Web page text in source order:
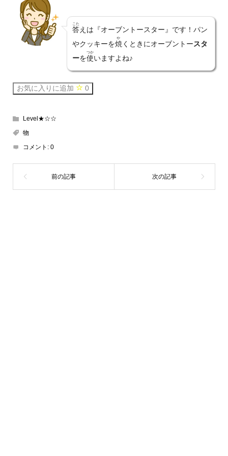
答
こた
えは『オーブントースター』です！パン
やクッキーを焼
や
くときにオーブントースタ
ーを使
つか
いますよね♪
お気に入りに追加 0
Level★☆☆
物
コメント: 0